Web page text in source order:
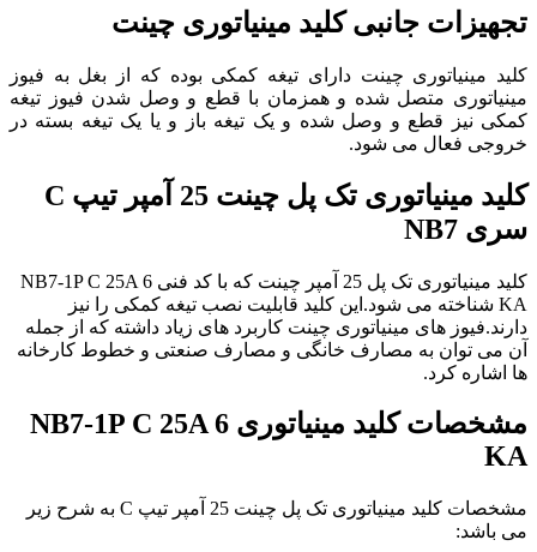
تجهیزات جانبی کلید مینیاتوری چینت
کلید مینیاتوری چینت دارای تیغه کمکی بوده که از بغل به فیوز
مینیاتوری متصل شده و همزمان با قطع و وصل شدن فیوز تیغه
کمکی نیز قطع و وصل شده و یک تیغه باز و یا یک تیغه بسته در
خروجی فعال می شود.
کلید مینیاتوری تک پل چینت 25 آمپر تیپ C
سری NB7
کلید مینیاتوری تک پل 25 آمپر چینت که با کد فنی NB7-1P C 25A 6
KA شناخته می شود.این کلید قابلیت نصب تیغه کمکی را نیز
دارند.فیوز های مینیاتوری چینت کاربرد های زیاد داشته که از جمله
آن می توان به مصارف خانگی و مصارف صنعتی و خطوط کارخانه
ها اشاره کرد.
مشخصات
کلید مینیاتوری NB7-1P C 25A 6
KA
مشخصات کلید مینیاتوری تک پل چینت 25 آمپر تیپ C به شرح زیر
می باشد: